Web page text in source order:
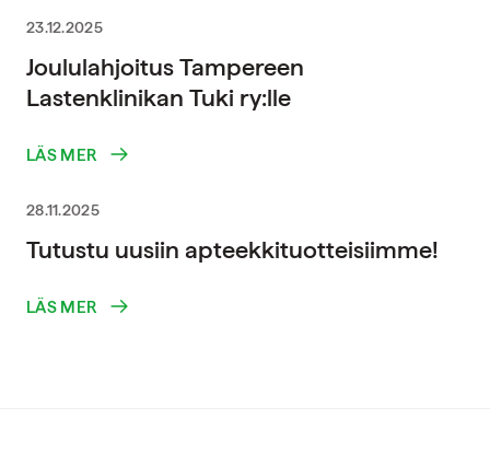
23.12.2025
Joululahjoitus Tampereen
Lastenklinikan Tuki ry:lle
LÄS MER
28.11.2025
Tutustu uusiin apteekkituotteisiimme!
LÄS MER